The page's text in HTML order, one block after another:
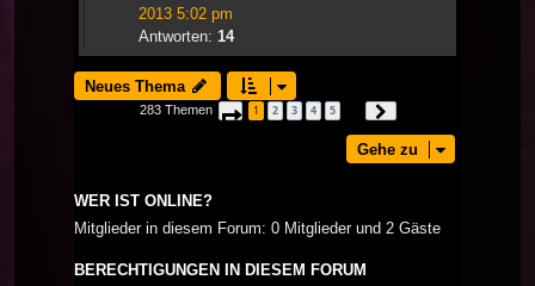
2013 5:02 pm
Antworten: 14
Neues Thema
283 Themen Seite 1von 10
1 2 3 4 5
Gehe zu
WER IST ONLINE?
Mitglieder in diesem Forum: 0 Mitglieder und 2 Gäste
BERECHTIGUNGEN IN DIESEM FORUM